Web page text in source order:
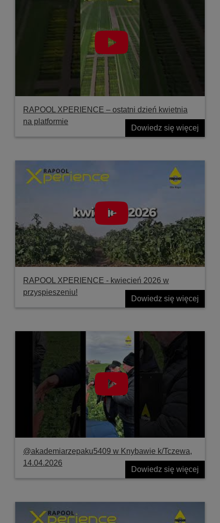
RAPOOL XPERIENCE – ostatni dzień kwietnia
na platformie
Dowiedz się więcej
RAPOOL XPERIENCE - kwiecień 2026 w
przyspieszeniu!
Dowiedz się więcej
@akademiarzepaku5409 w Knybawie k/Tczewa,
14.04.2026
Dowiedz się więcej